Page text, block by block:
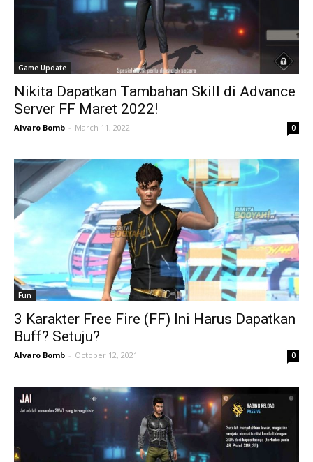
Game Update
Nikita Dapatkan Tambahan Skill di Advance
Server FF Maret 2022!
Alvaro Bomb - March 11, 2022 0
Fun
3 Karakter Free Fire (FF) Ini Harus Dapatkan
Buff? Setuju?
Alvaro Bomb - October 12, 2021 0